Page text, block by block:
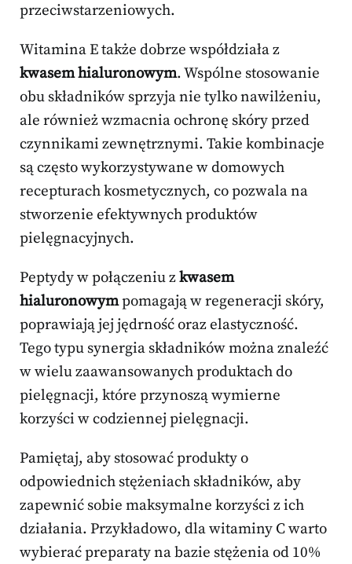
przeciwstarzeniowych.
Witamina E także dobrze współdziała z
kwasem hialuronowym. Wspólne stosowanie
obu składników sprzyja nie tylko nawilżeniu,
ale również wzmacnia ochronę skóry przed
czynnikami zewnętrznymi. Takie kombinacje
są często wykorzystywane w domowych
recepturach kosmetycznych, co pozwala na
stworzenie efektywnych produktów
pielęgnacyjnych.
Peptydy w połączeniu zkwasem
hialuronowympomagają w regeneracji skóry,
poprawiają jej jędrność oraz elastyczność.
Tego typu synergia składników można znaleźć
w wielu zaawansowanych produktach do
pielęgnacji, które przynoszą wymierne
korzyści w codziennej pielęgnacji.
Pamiętaj, aby stosować produkty o
odpowiednich stężeniach składników, aby
zapewnić sobie maksymalne korzyści z ich
działania. Przykładowo, dla witaminy C warto
wybierać preparaty na bazie stężenia od 10%